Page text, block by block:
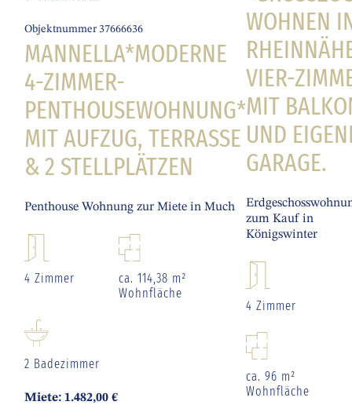
Objektnummer 37666636
MANNELLA*MODERNE
4-ZIMMER-
PENTHOUSEWOHNUNG*
MIT AUFZUG, TERRASSE
& 2 STELLPLÄTZEN
Penthouse Wohnung zur Miete in Much
4 Zimmer
ca. 114,38 m²
Wohnfläche
2 Badezimmer
Miete: 1.482,00 €
OHNEN IN
IER-
IT BALKON
ND
ARAGE.
zum Kauf in
Königswinter
4 Zimmer
ca. 96 m²
Wohnfläche